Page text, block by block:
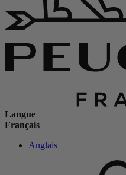
Langue
Français
Anglais